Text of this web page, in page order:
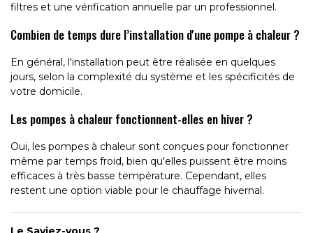
filtres et une vérification annuelle par un professionnel.
Combien de temps dure l’installation d'une pompe à chaleur ?
En général, l'installation peut être réalisée en quelques
jours, selon la complexité du système et les spécificités de
votre domicile.
Les pompes à chaleur fonctionnent-elles en hiver ?
Oui, les pompes à chaleur sont conçues pour fonctionner
même par temps froid, bien qu'elles puissent être moins
efficaces à très basse température. Cependant, elles
restent une option viable pour le chauffage hivernal.